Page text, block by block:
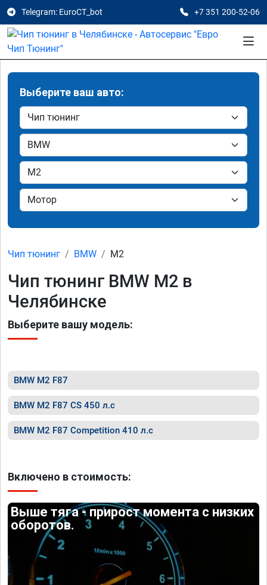
Telegram: EuroCT_bot +7 351 200-52-06
Выберите ваш авто:
Чип тюнинг BMW M2
Чип тюнинг BMW M2 в
Челябинске
Выберите вашу модель:
BMW M2 F87
BMW M2 F87 CS 450 л.с
BMW M2 F87 Competition 410 л.с
Включено в стоимость:
Выше тяга - прирост момента с низких
оборотов.